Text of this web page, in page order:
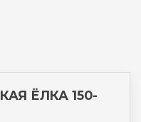
ЁЛКА 150-